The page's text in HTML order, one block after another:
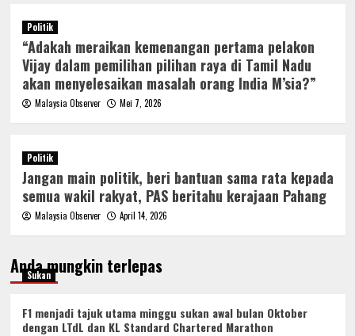
Politik
“Adakah meraikan kemenangan pertama pelakon
Vijay dalam pemilihan pilihan raya di Tamil Nadu
akan menyelesaikan masalah orang India M’sia?”
Malaysia Observer Mei 7, 2026
Politik
Jangan main politik, beri bantuan sama rata kepada
semua wakil rakyat, PAS beritahu kerajaan Pahang
Malaysia Observer April 14, 2026
Anda mungkin terlepas
Sukan
F1 menjadi tajuk utama minggu sukan awal bulan Oktober
dengan LTdL dan KL Standard Chartered Marathon